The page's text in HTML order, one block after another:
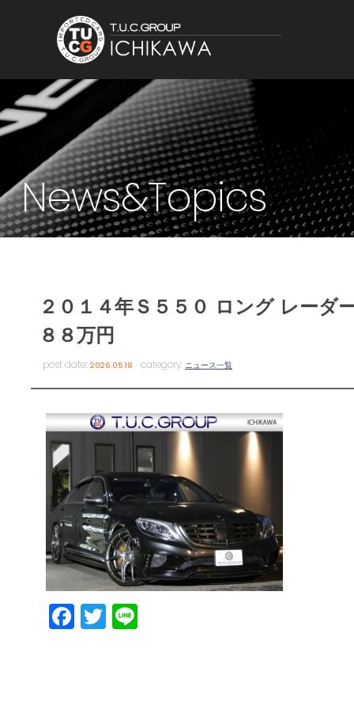
News&Topics
２０１４年Ｓ５５０ ロング レー
８８万円
post date:2026.05.18 category: ニュース一覧
Facebook
Twitter